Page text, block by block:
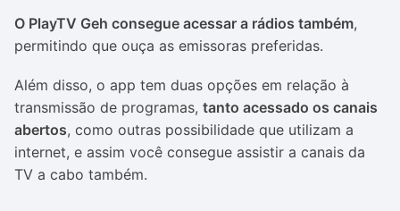
O PlayTV Geh consegue acessar a rádios também,
permitindo que ouça as emissoras preferidas.
Além disso, o app tem duas opções em relação à
transmissão de programas, tanto acessado os canais
abertos, como outras possibilidade que utilizam a
internet, e assim você consegue assistir a canais da
TV a cabo também.